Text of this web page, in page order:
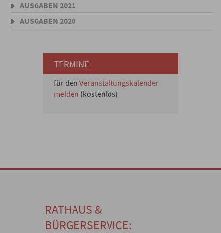
AUSGABEN 2021
AUSGABEN 2020
TERMINE
für denVeranstaltungskalender
melden (kostenlos)
RATHAUS &
BÜRGERSERVICE: